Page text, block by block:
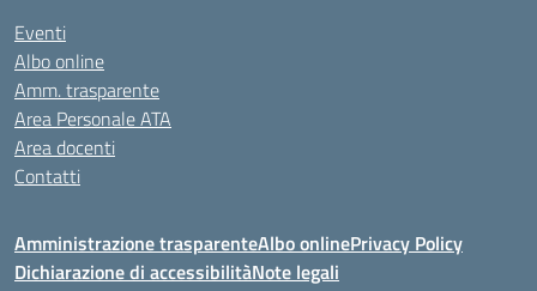
Eventi
Albo online
Amm. trasparente
Area Personale ATA
Area docenti
Contatti
Amministrazione trasparenteAlbo onlinePrivacy Policy
Dichiarazione di accessibilitàNote legali